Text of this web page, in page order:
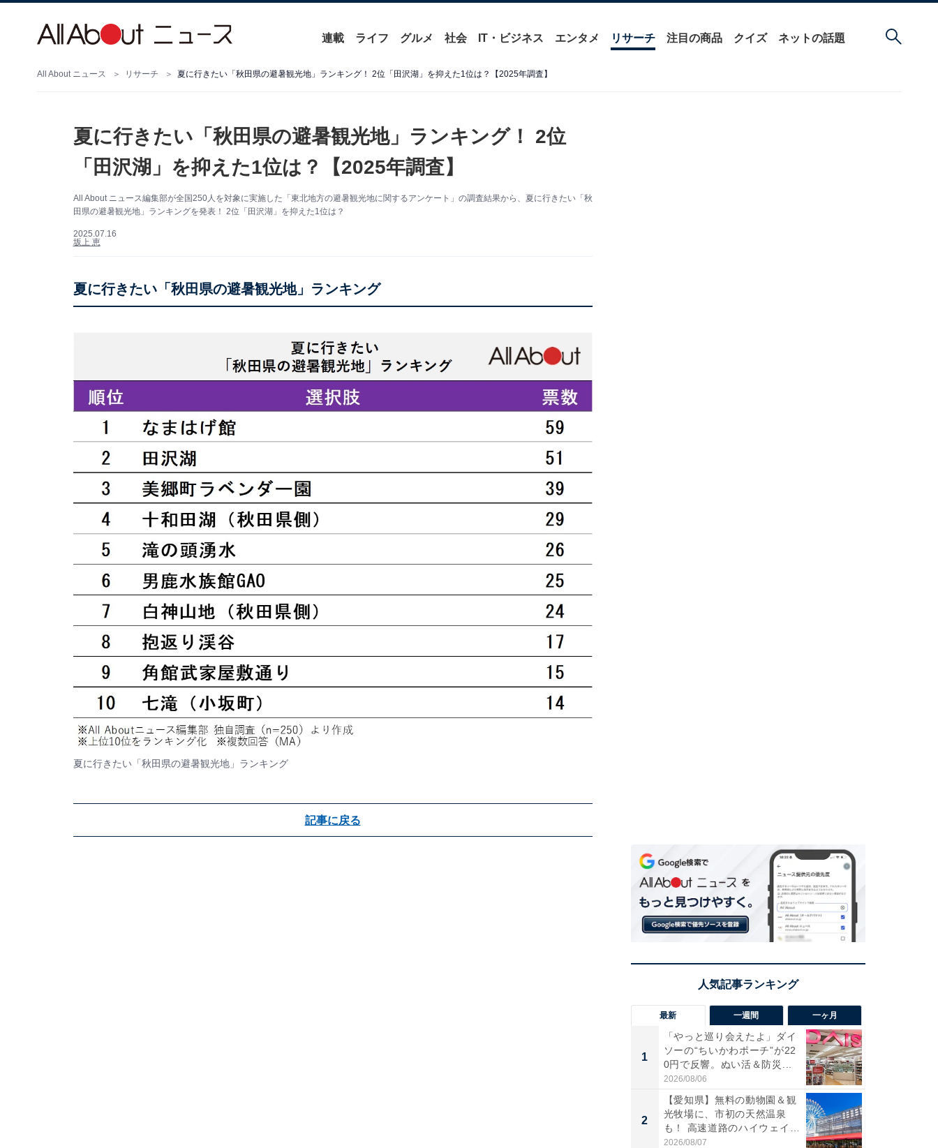
連載 ライフ グルメ 社会 IT・ビジネス エンタメ リサーチ 注目の商品 クイズ ネットの話題
All About ニュース リサーチ 夏に行きたい「秋田県の避暑観光地」ランキング！ 2位「田沢湖」を抑えた1位は？【2025年調査】
夏に行きたい「秋田県の避暑観光地」ランキング！ 2位
「田沢湖」を抑えた1位は？【2025年調査】
All About ニュース編集部が全国250人を対象に実施した「東北地方の避暑観光地に関するアンケート」の調査結果から、夏に行きたい「秋
田県の避暑観光地」ランキングを発表！ 2位「田沢湖」を抑えた1位は？
2025.07.16
坂上 恵
夏に行きたい「秋田県の避暑観光地」ランキング
夏に行きたい「秋田県の避暑観光地」ランキング
記事に戻る
最新 一週間 一ヶ月
1
「やっと巡り会えたよ」ダイ
ソーの“ちいかわポーチ”が22
0円で反響。ぬい活＆防災...
2026/08/06
2
【愛知県】無料の動物園＆観
光牧場に、市初の天然温泉
も！ 高速道路のハイウェイオ
ア...
2026/08/07